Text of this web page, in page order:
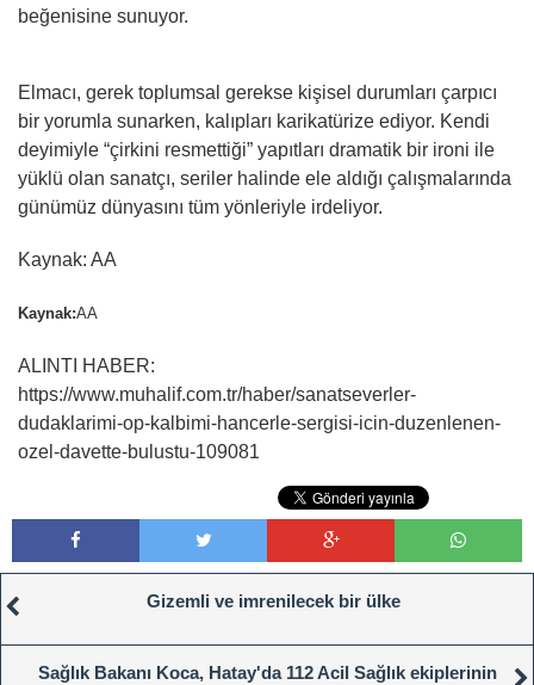
beğenisine sunuyor.
Elmacı, gerek toplumsal gerekse kişisel durumları çarpıcı
bir yorumla sunarken, kalıpları karikatürize ediyor. Kendi
deyimiyle “çirkini resmettiği” yapıtları dramatik bir ironi ile
yüklü olan sanatçı, seriler halinde ele aldığı çalışmalarında
günümüz dünyasını tüm yönleriyle irdeliyor.
Kaynak: AA
Kaynak:AA
ALINTI HABER:
https://www.muhalif.com.tr/haber/sanatseverler-
dudaklarimi-op-kalbimi-hancerle-sergisi-icin-duzenlenen-
ozel-davette-bulustu-109081
Gizemli ve imrenilecek bir ülke
Sağlık Bakanı Koca, Hatay'da 112 Acil Sağlık ekiplerinin